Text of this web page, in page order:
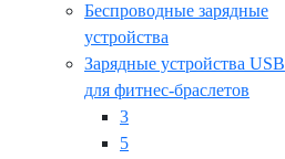
Беспроводные зарядные
устройства
Зарядные устройства USB
для фитнес-браслетов
3
5